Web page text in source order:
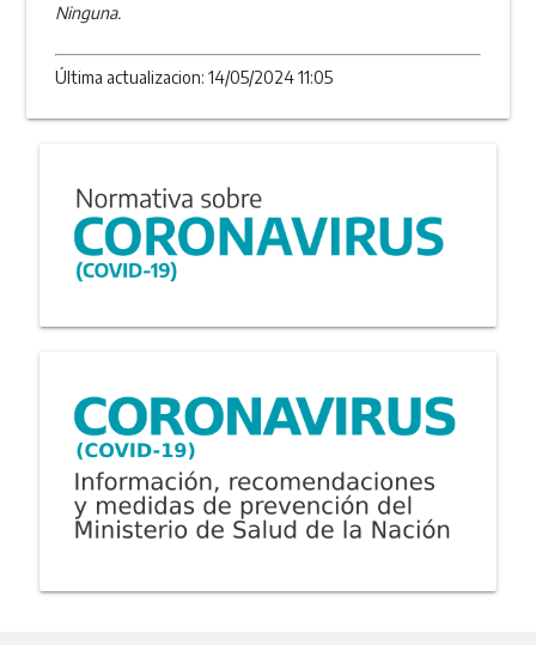
Ninguna.
Última actualizacion: 14/05/2024 11:05